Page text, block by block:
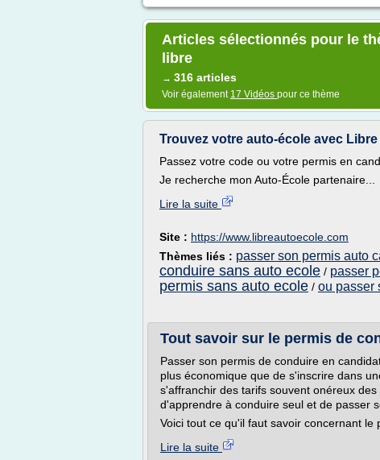
Articles sélectionnés pour le
libre
→ 316 articles
Voir également 17 Vidéos pour ce thème
Trouvez votre auto-école avec
Passez votre code ou votre permis en
Je recherche mon Auto-École partenaire...
Lire la suite
Site : https://www.libreautoecole.com
Thèmes liés : passer son permis auto
conduire sans auto ecole / passer
permis sans auto ecole / ou passer
Tout savoir sur le permis de
Passer son permis de conduire en
plus économique que de s'inscrire dans
s'affranchir des tarifs souvent onéreux
d'apprendre à conduire seul et de passer
Voici tout ce qu'il faut savoir concernant le
Lire la suite